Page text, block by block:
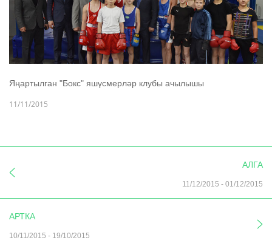
Яңартылган "Бокс" яшүсмерләр клубы ачылышы
11/11/2015
АЛГА
11/12/2015 - 01/12/2015
АРТКА
10/11/2015 - 19/10/2015